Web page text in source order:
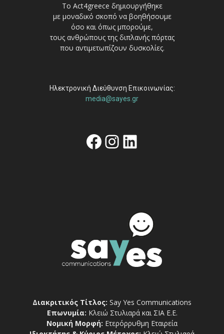
Το Act4greece δημιουργήθηκε
με μοναδικό σκοπό να βοηθήσουμε
όσο και όπως μπορούμε,
τους ανθρώπους της διπλανής πόρτας
που αντιμετωπίζουν δυσκολίες.
Ηλεκτρονική Διεύθυνση Επικοινωνίας:
media@sayes.gr
Facebook
Instagram
Linkedin
Διακριτικός Τίτλος: Say Yes Communications
Επωνυμία: Κλειώ Στυλιαρά και ΣΙΑ Ε.Ε.
Νομική Μορφή: Ετερόρρυθμη Εταιρεία